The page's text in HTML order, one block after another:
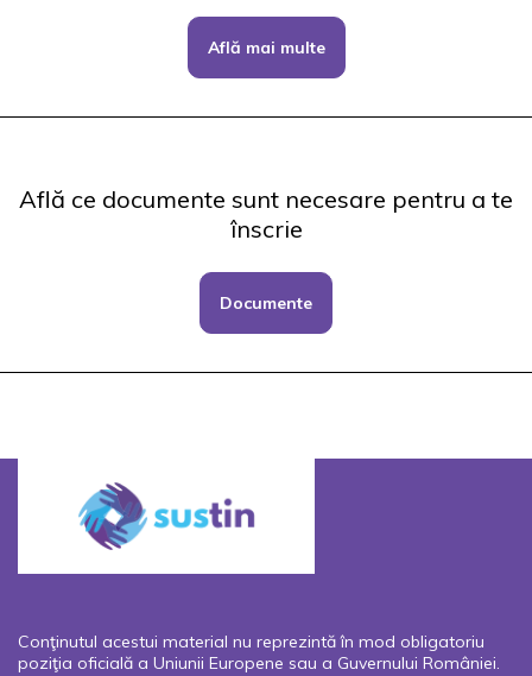
Află mai multe
Află ce documente sunt necesare pentru a te
înscrie
Documente
Conţinutul acestui material nu reprezintă în mod obligatoriu
poziţia oficială a Uniunii Europene sau a Guvernului României.